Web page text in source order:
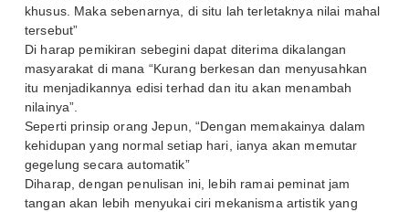
khusus. Maka sebenarnya, di situ lah terletaknya nilai mahal
tersebut”
Di harap pemikiran sebegini dapat diterima dikalangan
masyarakat di mana “Kurang berkesan dan menyusahkan
itu menjadikannya edisi terhad dan itu akan menambah
nilainya”.
Seperti prinsip orang Jepun, “Dengan memakainya dalam
kehidupan yang normal setiap hari, ianya akan memutar
gegelung secara automatik”
Diharap, dengan penulisan ini, lebih ramai peminat jam
tangan akan lebih menyukai ciri mekanisma artistik yang